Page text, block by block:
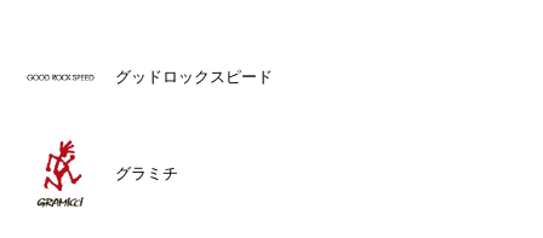
グッドロックスピード
グラミチ